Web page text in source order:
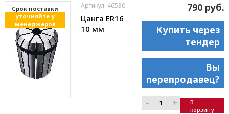
Cрок поставки
уточняйте у
менеджеров
Артикул: 46530
Цанга ER16
10 мм
790 руб.
Купить через
тендер
Вы
перепродавец?
– +
В
корзину